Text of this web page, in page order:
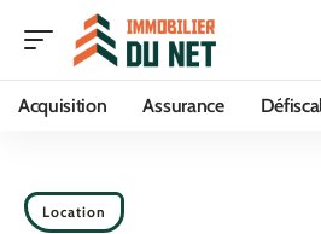
Acquisition Assurance
Location